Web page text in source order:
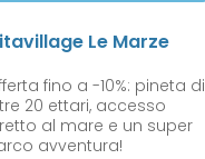
Le Marze
fino a -10%: pineta di
20 ettari, accesso
al mare e un super
avventura!